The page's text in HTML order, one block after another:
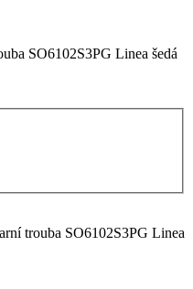
SO6102S3PG Linea šedá
trouba SO6102S3PG Linea